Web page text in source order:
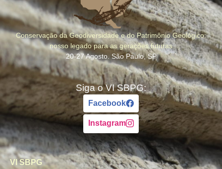
Conservação da Geodiversidade e do Patrimônio Geológico:
nosso legado para as gerações futuras
20-27 Agosto. São Paulo, SP
Siga o VI SBPG:
Facebook
Instagram
VI SBPG